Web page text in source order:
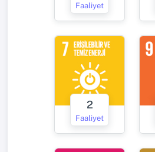
Faaliyet
2
Faaliyet